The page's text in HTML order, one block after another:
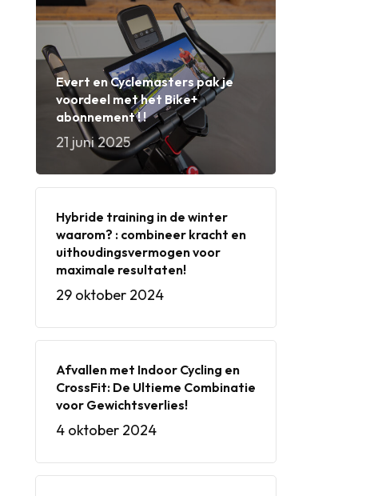
Evert en Cyclemasters pak je
voordeel met het Bike+
abonnement ! !
21 juni 2025
Hybride training in de winter
waarom? : combineer kracht en
uithoudingsvermogen voor
maximale resultaten!
29 oktober 2024
Afvallen met Indoor Cycling en
CrossFit: De Ultieme Combinatie
voor Gewichtsverlies!
4 oktober 2024